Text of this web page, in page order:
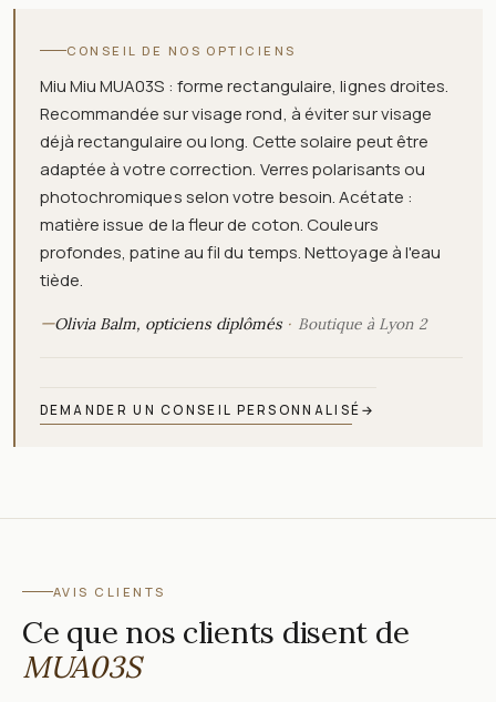
CONSEIL DE NOS OPTICIENS
Miu Miu MUA03S : forme rectangulaire, lignes droites.
Recommandée sur visage rond, à éviter sur visage
déjà rectangulaire ou long. Cette solaire peut être
adaptée à votre correction. Verres polarisants ou
photochromiques selon votre besoin. Acétate :
matière issue de la fleur de coton. Couleurs
profondes, patine au fil du temps. Nettoyage à l'eau
tiède.
—Olivia Balm, opticiens diplômés Boutique à Lyon 2
DEMANDER UN CONSEIL PERSONNALISÉ →
AVIS CLIENTS
Ce que nos clients disent de
MUA03S